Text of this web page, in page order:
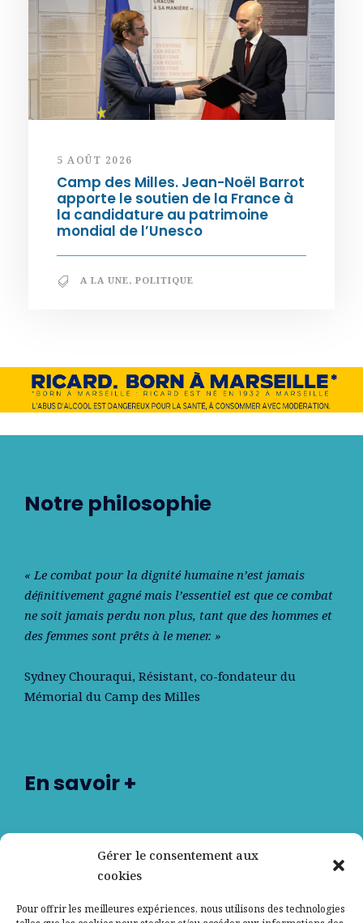
Gérer le consentement aux
cookies
Pour offrir les meilleures expériences, nous utilisons des technologies
5 AOÛT 2026
Camp des Milles. Jean-Noël Barrot
apporte le soutien de la France à
la candidature au patrimoine
mondial de l’Unesco
A LA UNE, POLITIQUE
Notre philosophie
« Le combat pour la dignité humaine n’est jamais
déﬁnitivement gagné mais l’essentiel est que ce combat
ne soit jamais perdu non plus, tant que des hommes et
des femmes sont prêts à le mener. »
Sydney Chouraqui, Résistant, co-fondateur du
Mémorial du Camp des Milles
En savoir +
Nos partenaires